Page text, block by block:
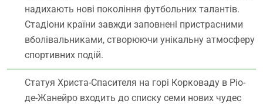
надихають нові покоління футбольних талантів.
Стадіони країни завжди заповнені пристрасними
вболівальниками, створюючи унікальну атмосферу
спортивних подій.
Статуя Христа-Спасителя на горі Корковаду в Ріо-
де-Жанейро входить до списку семи нових чудес